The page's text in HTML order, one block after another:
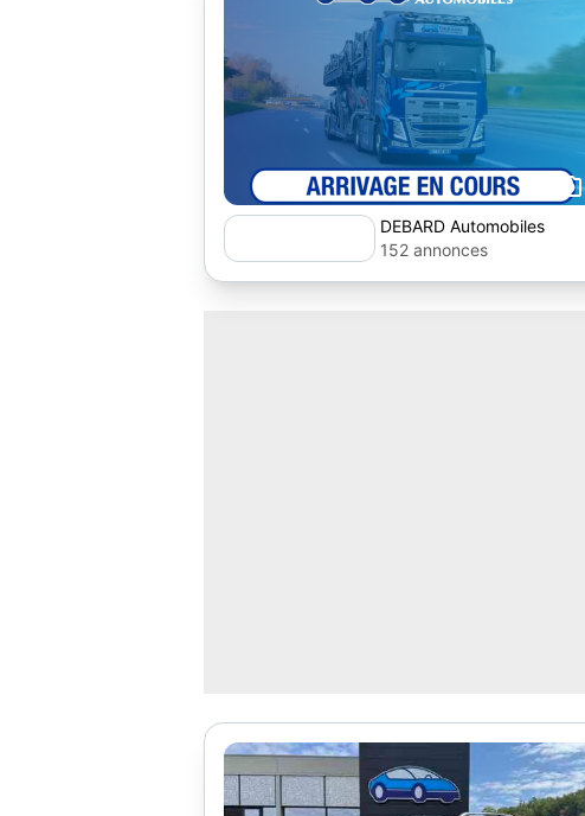
DEBARD Automobiles
152 annonces